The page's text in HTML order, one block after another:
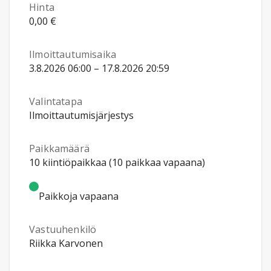
Hinta
0,00 €
Ilmoittautumisaika
3.8.2026 06:00 – 17.8.2026 20:59
Valintatapa
Ilmoittautumisjärjestys
Paikkamäärä
10 kiintiöpaikkaa (10 paikkaa vapaana)
Paikkoja vapaana
Vastuuhenkilö
Riikka Karvonen